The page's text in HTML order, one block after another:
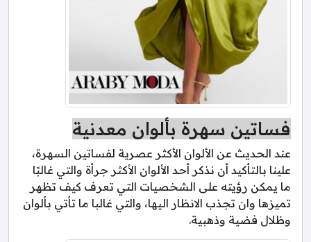
فساتين سهرة بألوان معدنية
عند الحديث عن الألوان الأكثر عصرية لفساتين السهرة،
علينا بالتأكيد أن نذكر أحد الألوان الأكثر جرأة والتي غالبًا
ما يمكن رؤيته على الشخصيات التي تعرف كيف تظهر
تميزها وان تجذب الانظار اليها، والتي غالبا ما تأتي بألوان
وظلال فضية وذهبية.